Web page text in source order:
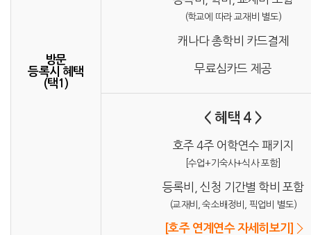
방문
등록시 혜택
(택1)
(학교에 따라 교재비 별도)
캐나다 총학비 카드결제
무료심카드 제공
< 혜택 4 >
호주 4주 어학연수 패키지
[수업+기숙사+식사 포함]
등록비, 신청 기간별 학비 포함
(교재비, 숙소배정비, 픽업비 별도)
[호주 연계연수 자세히보기]